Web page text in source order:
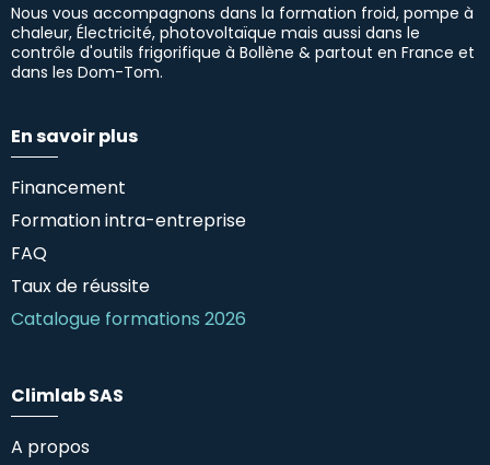
Nous vous accompagnons dans la formation froid, pompe à
chaleur, Électricité, photovoltaïque mais aussi dans le
contrôle d'outils frigorifique à Bollène & partout en France et
dans les Dom-Tom.
En savoir plus
Financement
Formation intra-entreprise
FAQ
Taux de réussite
Catalogue formations 2026
Climlab SAS
A propos